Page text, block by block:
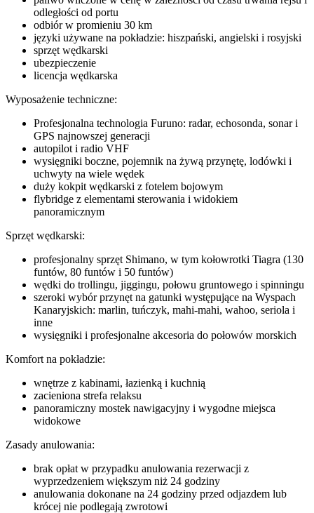
odległości od portu
odbiór w promieniu 30 km
języki używane na pokładzie: hiszpański, angielski i rosyjski
sprzęt wędkarski
ubezpieczenie
licencja wędkarska
Wyposażenie techniczne:
Profesjonalna technologia Furuno: radar, echosonda, sonar i
GPS najnowszej generacji
autopilot i radio VHF
wysięgniki boczne, pojemnik na żywą przynętę, lodówki i
uchwyty na wiele wędek
duży kokpit wędkarski z fotelem bojowym
flybridge z elementami sterowania i widokiem
panoramicznym
Sprzęt wędkarski:
profesjonalny sprzęt Shimano, w tym kołowrotki Tiagra (130
funtów, 80 funtów i 50 funtów)
wędki do trollingu, jiggingu, połowu gruntowego i spinningu
szeroki wybór przynęt na gatunki występujące na Wyspach
Kanaryjskich: marlin, tuńczyk, mahi-mahi, wahoo, seriola i
inne
wysięgniki i profesjonalne akcesoria do połowów morskich
Komfort na pokładzie:
wnętrze z kabinami, łazienką i kuchnią
zacieniona strefa relaksu
panoramiczny mostek nawigacyjny i wygodne miejsca
widokowe
Zasady anulowania:
brak opłat w przypadku anulowania rezerwacji z
wyprzedzeniem większym niż 24 godziny
anulowania dokonane na 24 godziny przed odjazdem lub
krócej nie podlegają zwrotowi